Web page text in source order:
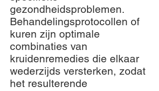
gezondheidsproblemen.
Behandelingsprotocollen of
kuren zijn optimale
combinaties van
kruidenremedies die elkaar
wederzijds versterken, zodat
het resulterende